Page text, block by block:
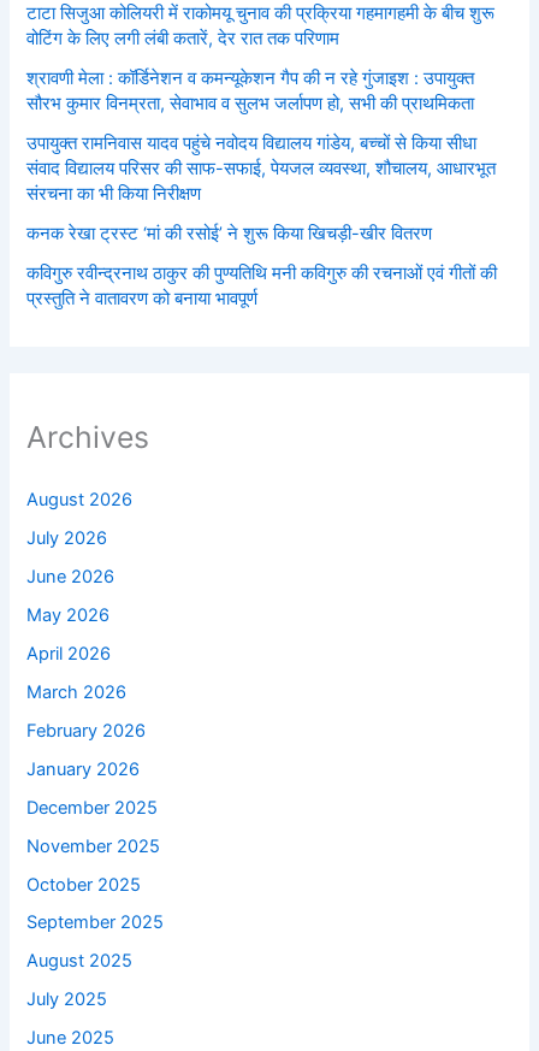
टाटा सिजुआ कोलियरी में राकोमयू चुनाव की प्रक्रिया गहमागहमी के बीच शुरू
वोटिंग के लिए लगी लंबी कतारें, देर रात तक परिणाम
श्रावणी मेला : कॉर्डिनेशन व कमन्यूकेशन गैप की न रहे गुंजाइश : उपायुक्त
सौरभ कुमार विनम्रता, सेवाभाव व सुलभ जर्लापण हो, सभी की प्राथमिकता
उपायुक्त रामनिवास यादव पहुंचे नवोदय विद्यालय गांडेय, बच्चों से किया सीधा
संवाद विद्यालय परिसर की साफ-सफाई, पेयजल व्यवस्था, शौचालय, आधारभूत
संरचना का भी किया निरीक्षण
कनक रेखा ट्रस्ट ‘मां की रसोई’ ने शुरू किया खिचड़ी-खीर वितरण
कविगुरु रवीन्द्रनाथ ठाकुर की पुण्यतिथि मनी कविगुरु की रचनाओं एवं गीतों की
प्रस्तुति ने वातावरण को बनाया भावपूर्ण
Archives
August 2026
July 2026
June 2026
May 2026
April 2026
March 2026
February 2026
January 2026
December 2025
November 2025
October 2025
September 2025
August 2025
July 2025
June 2025